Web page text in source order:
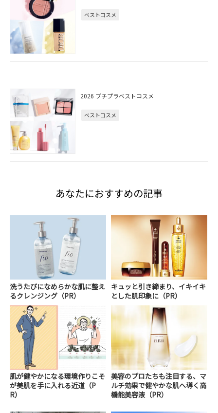
ベストコスメ
2026 プチプラベストコスメ
ベストコスメ
あなたにおすすめの記事
洗うたびになめらかな肌に整え
るクレンジング（PR）
キュッと引き締まり、イキイキ
とした肌印象に（PR）
肌が健やかになる環境作りこそ
が美肌を手に入れる近道（P
R）
美容のプロたちも注目する、マ
ルチ効果で健やかな肌へ導く高
機能美容液（PR）